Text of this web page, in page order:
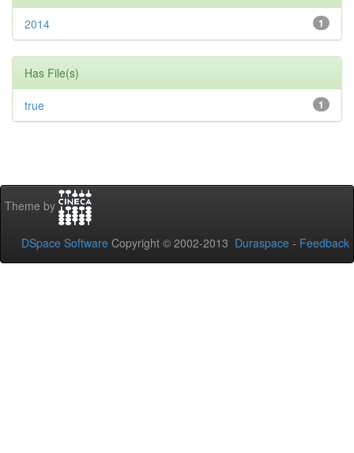
1
2014
Has File(s)
1
true
Theme by
DSpace Software Copyright © 2002-2013 Duraspace - Feedback